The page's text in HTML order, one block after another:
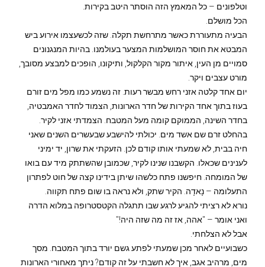
וטלפונים – כל המאמץ הזה הוסתר היטב בקירות.
הכל מושלם.
הבעיה מתעוררת כאשר מתרחשת תקלה. שזה לכשעצמו אירוע ביש
המבטא את חוסר המושלמות המצער בעולמנו. בהיות המנגנונים
סמויים מן העין, איתור מקור הקלקול, ותיקונו, הופכים למבצע מסובך,
מורט עצבים ויקר.
יום אחד קלטה אזני רחש מבשר רעות. זה נשמע כמו מפל מים זורם
בעוז בתוך אחד הקירות של חדר הארונות, הצמוד לחדר האמבטיה,
בחדר השינה, הממוקם קומה מעל המטבח. הצמדתי אזני לקיר.
בהחלט זרם שם אשד מים. יכולתי להישבע שבעשרים השנים שאני
חיה בבית, לא שמעתי אותו קודם לכן. הזעקתי את שרון, יד ימיני
לענינים שכאלו. הקשבנו שנינו לקיר, שכמובן שהשתתק מיד עם בואו
של המומחה. חיפשנו פתח כלשהו שיתן בידינו קצה של חוט לפתרון
התעלומה – נָאדָה. הקיר שתק, ולא נראה בו שום פתח תקווה.
נורא לא רציתי להגיע לרגע שבו תתגלה הקטסטרופה במלוא הדרה
ואני אומר – "אהה, אז זה מה שזה היה!"
אבל לא הצלחתי.
כשבועיים לאחר מכן שמעתי לפתע גשם יורד בתוך המטבח. מסך
מים, מרהיב אגב, איך לא חשבתי על זה קודם? ניתך מאחורי הארונות